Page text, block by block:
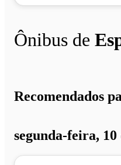
Ônibus de
Recomendados
segunda-feira, 10